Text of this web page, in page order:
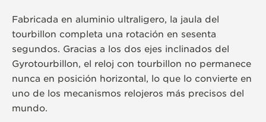
Fabricada en aluminio ultraligero, la jaula del
tourbillon completa una rotación en sesenta
segundos. Gracias a los dos ejes inclinados del
Gyrotourbillon, el reloj con tourbillon no permanece
nunca en posición horizontal, lo que lo convierte en
uno de los mecanismos relojeros más precisos del
mundo.